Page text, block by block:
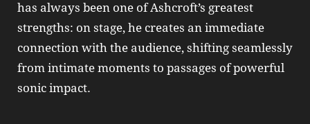
has always been one of Ashcroft’s greatest
strengths: on stage, he creates an immediate
connection with the audience, shifting seamlessly
from intimate moments to passages of powerful
sonic impact.